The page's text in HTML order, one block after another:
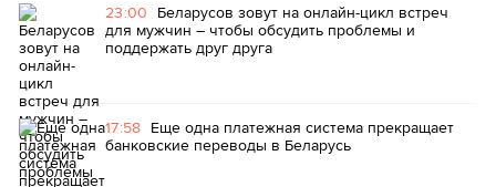
23:00 Беларусов зовут на онлайн-цикл встреч
для мужчин – чтобы обсудить проблемы и
поддержать друг друга
17:58 Еще одна платежная система прекращает
банковские переводы в Беларусь